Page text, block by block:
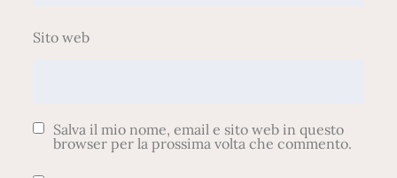
Sito web
Salva il mio nome, email e sito web in questo
browser per la prossima volta che commento.